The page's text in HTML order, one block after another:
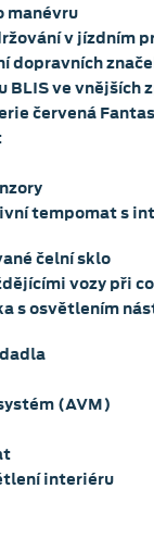
manévru
v jízdním
dopravních
BLIS ve vnějších
červená
tempomat s
čelní sklo
vozy při
s osvětlením
(AVM)
interiéru